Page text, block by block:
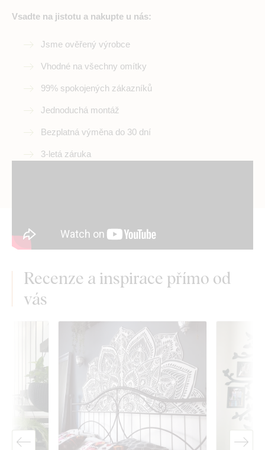
Vsadte na jistotu a nakupte u nás:
Jsme ověřený výrobce
Vhodné na všechny omítky
99% spokojených zákazníků
Jednoduchá montáž
Bezplatná výměna do 30 dní
3-letá záruka
Recenze a inspirace přímo od
vás